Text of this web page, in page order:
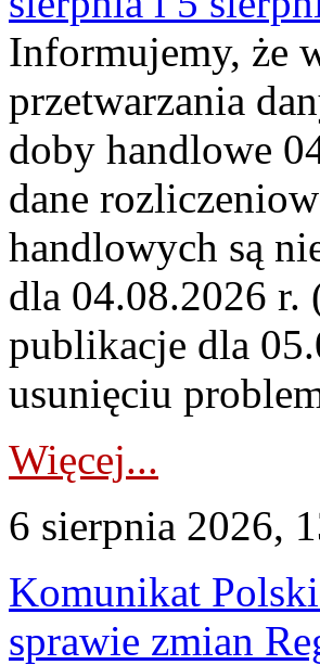
Informujemy, że
przetwarzania
doby handlowe
dane
handlowych są
dla 04.08.2026
publikacje dla
usunięciu
Więcej...
6 sierpnia 2026,
Komunikat
sprawie zmian